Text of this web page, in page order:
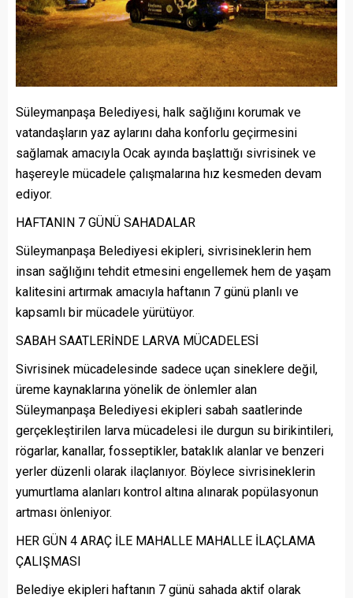
Süleymanpaşa Belediyesi, halk sağlığını korumak ve
vatandaşların yaz aylarını daha konforlu geçirmesini
sağlamak amacıyla Ocak ayında başlattığı sivrisinek ve
haşereyle mücadele çalışmalarına hız kesmeden devam
ediyor.
HAFTANIN 7 GÜNÜ SAHADALAR
Süleymanpaşa Belediyesi ekipleri, sivrisineklerin hem
insan sağlığını tehdit etmesini engellemek hem de yaşam
kalitesini artırmak amacıyla haftanın 7 günü planlı ve
kapsamlı bir mücadele yürütüyor.
SABAH SAATLERİNDE LARVA MÜCADELESİ
Sivrisinek mücadelesinde sadece uçan sineklere değil,
üreme kaynaklarına yönelik de önlemler alan
Süleymanpaşa Belediyesi ekipleri sabah saatlerinde
gerçekleştirilen larva mücadelesi ile durgun su birikintileri,
rögarlar, kanallar, fosseptikler, bataklık alanlar ve benzeri
yerler düzenli olarak ilaçlanıyor. Böylece sivrisineklerin
yumurtlama alanları kontrol altına alınarak popülasyonun
artması önleniyor.
HER GÜN 4 ARAÇ İLE MAHALLE MAHALLE İLAÇLAMA
ÇALIŞMASI
Belediye ekipleri haftanın 7 günü sahada aktif olarak